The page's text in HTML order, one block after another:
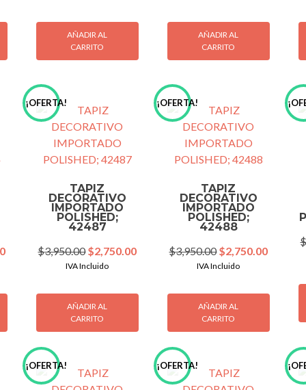
$2,750.00.
$3,950.00.$2,750.00.
AÑADIR AL
CARRITO
$3,950.00.
AÑADIR AL
CARRITO
Current
$2,750.00.
¡OFERTA!
TAPIZ
DECORATIVO
IMPORTADO
POLISHED;
42487
$3,950.00Original
price
$3,950.00.
$2,750.00Current
$2,750.00.
IVA Incluido
AÑADIR AL
CARRITO
¡OFERTA!
TAPIZ
DECORATIVO
IMPORTADO
POLISHED;
42488
$3,950.00Original
price
$3,950.00.
$2,750.00Current
IVA Incluido
AÑADIR AL
CARRITO
¡OFERTA! ¡OFERTA!